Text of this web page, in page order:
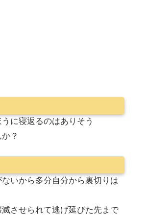
に寝返るのはありそう
？
いから多分自分から裏切りは
させられて逃げ延びた先まで